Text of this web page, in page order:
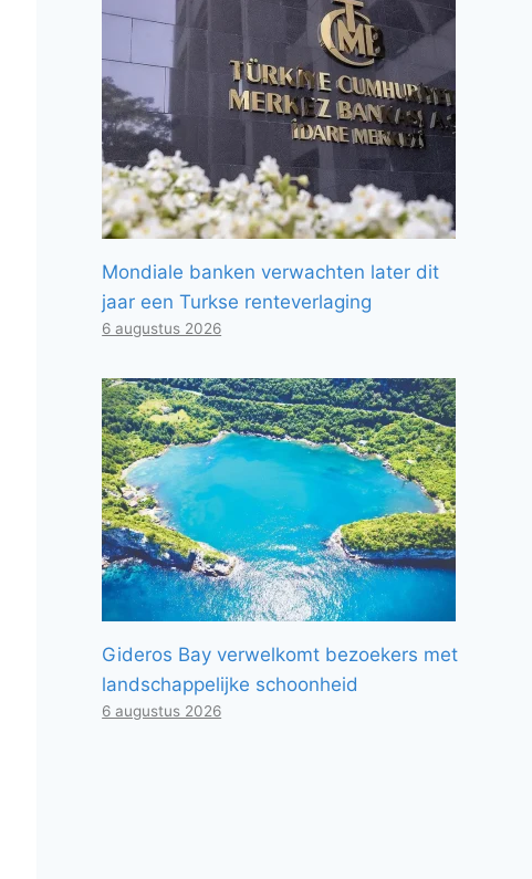
Mondiale banken verwachten later dit
jaar een Turkse renteverlaging
6 augustus 2026
Gideros Bay verwelkomt bezoekers met
landschappelijke schoonheid
6 augustus 2026